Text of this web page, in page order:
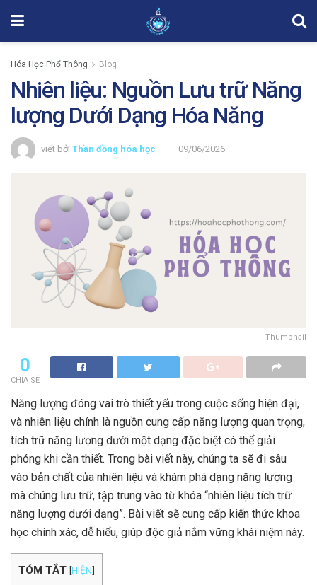
Hóa Học Phổ Thông Blog
Nhiên liệu: Nguồn Lưu trữ Năng
lượng Dưới Dạng Hóa Năng
viết bởi Thần đồng hóa học 09/06/2026
Thumbnail
0
CHIA SẺ
Năng lượng đóng vai trò thiết yếu trong cuộc sống hiện đại,
và nhiên liệu chính là nguồn cung cấp năng lượng quan trọng,
tích trữ năng lượng dưới một dạng đặc biệt có thể giải
phóng khi cần thiết. Trong bài viết này, chúng ta sẽ đi sâu
vào bản chất của nhiên liệu và khám phá dạng năng lượng
mà chúng lưu trữ, tập trung vào từ khóa “nhiên liệu tích trữ
năng lượng dưới dạng”. Bài viết sẽ cung cấp kiến thức khoa
học chính xác, dễ hiểu, giúp độc giả nắm vững khái niệm này.
TÓM TẮT [HIỆN]